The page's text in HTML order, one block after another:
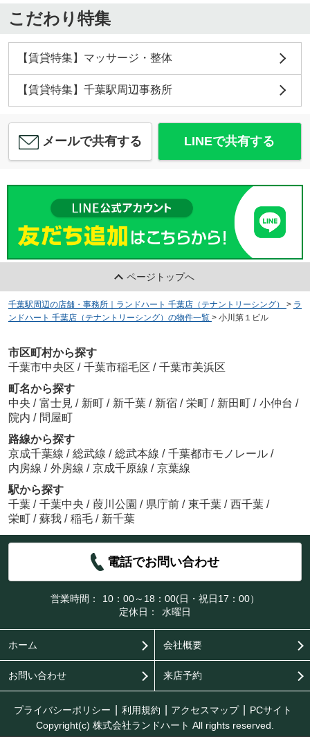
こだわり特集
【賃貸特集】マッサージ・整体
【賃貸特集】千葉駅周辺事務所
メールで共有する LINEで共有する
ページトップへ
千葉駅周辺の店舗・事務所｜ランドハート 千葉店（テナントリーシング） > ラ
ンドハート 千葉店（テナントリーシング）の物件一覧 > 小川第１ビル
市区町村から探す
千葉市中央区 / 千葉市稲毛区 / 千葉市美浜区
町名から探す
中央 / 富士見 / 新町 / 新千葉 / 新宿 / 栄町 / 新田町 / 小仲台 /
院内 / 問屋町
路線から探す
京成千葉線 / 総武線 / 総武本線 / 千葉都市モノレール /
内房線 / 外房線 / 京成千原線 / 京葉線
駅から探す
千葉 / 千葉中央 / 葭川公園 / 県庁前 / 東千葉 / 西千葉 /
栄町 / 蘇我 / 稲毛 / 新千葉
電話でお問い合わせ
営業時間：
10：00～18：00(日・祝日17：00）
定休日：
水曜日
ホーム 会社概要
お問い合わせ 来店予約
プライバシーポリシー 利用規約 アクセスマップ
PCサイト
Copyright(c) 株式会社ランドハート All rights reserved.